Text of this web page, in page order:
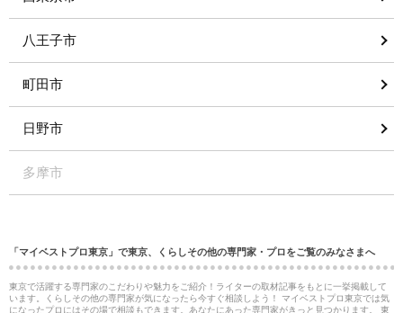
八王子市
町田市
日野市
多摩市
「マイベストプロ東京」で東京、くらしその他の専門家・プロをご覧のみなさまへ
東京で活躍する専門家のこだわりや魅力をご紹介！ライターの取材記事をもとに一挙掲載して
います。くらしその他の専門家が気になったら今すぐ相談しよう！ マイベストプロ東京では気
になったプロにはその場で相談もできます。あなたにあった専門家がきっと見つかります。 東